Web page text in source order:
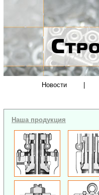
Новости
Наша продукция